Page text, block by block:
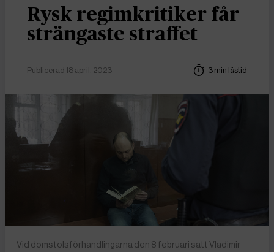
Rysk regimkritiker får
strängaste straffet
Publicerad 18 april, 2023 3 min lästid
Vid domstolsförhandlingarna den 8 februari satt Vladimir